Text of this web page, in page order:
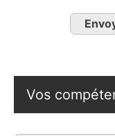
Vos